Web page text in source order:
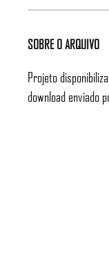
SOBRE O ARQUIVO
Projeto
download enviado